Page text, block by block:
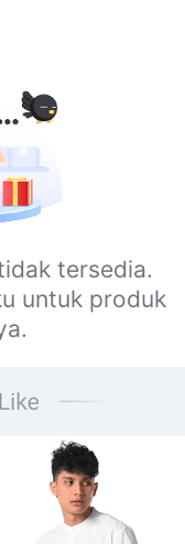
tersedia.
untuk produk